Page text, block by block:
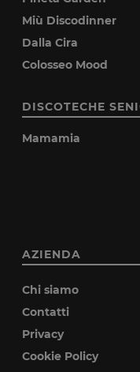
Miù Discodinner
Dalla Cira
Colosseo Mood
DISCOTECHE
Mamamia
AZIENDA
Chi siamo
Contatti
Privacy
Cookie Policy